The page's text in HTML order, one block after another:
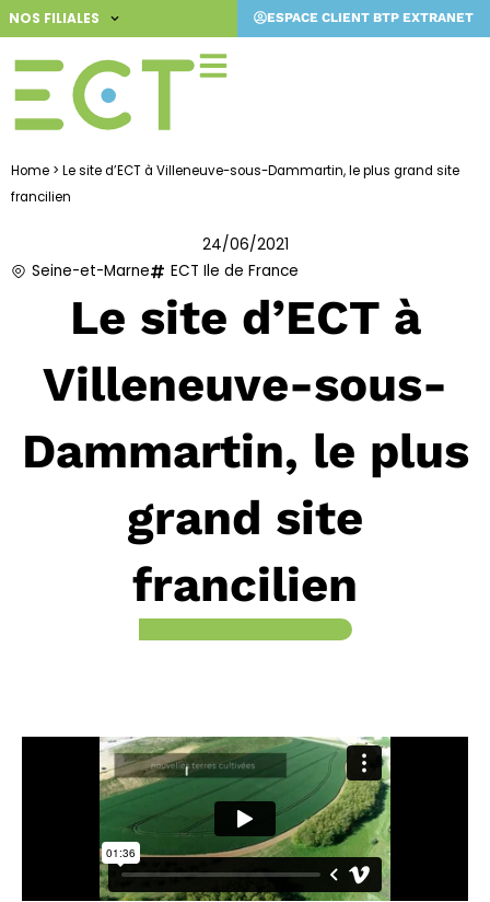
Aller
au
contenu
NOS FILIALES ESPACE CLIENT BTP EXTRANET
Home > Le site d’ECT à Villeneuve-sous-Dammartin, le plus grand site
francilien
24/06/2021
Seine-et-Marne
ECT Ile de France
Le site d’ECT à
Villeneuve-sous-
Dammartin, le plus
grand site
francilien